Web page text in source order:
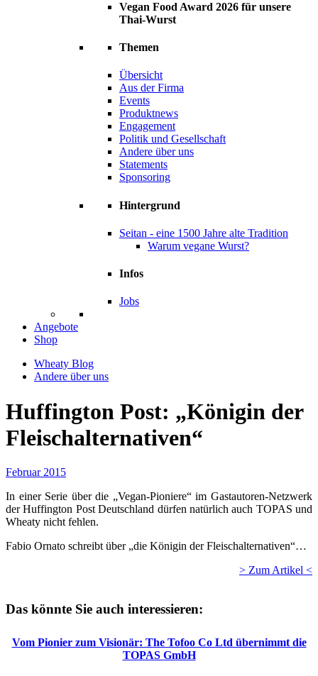
Vegan Food Award 2026 für unsere
Thai-Wurst
Themen
Übersicht
Aus der Firma
Events
Produktnews
Engagement
Politik und Gesellschaft
Andere über uns
Statements
Sponsoring
Hintergrund
Seitan - eine 1500 Jahre alte Tradition
Warum vegane Wurst?
Infos
Jobs
Angebote
Shop
Wheaty Blog
Andere über uns
Huffington Post: „Königin der
Fleischalternativen“
Februar 2015
In einer Serie über die „Vegan-Pioniere“ im Gastautoren-Netzwerk
der Huffington Post Deutschland dürfen natürlich auch TOPAS und
Wheaty nicht fehlen.
Fabio Ornato schreibt über „die Königin der Fleischalternativen“…
> Zum Artikel <
Das könnte Sie auch interessieren:
Vom Pionier zum Visionär: The Tofoo Co Ltd übernimmt die
TOPAS GmbH